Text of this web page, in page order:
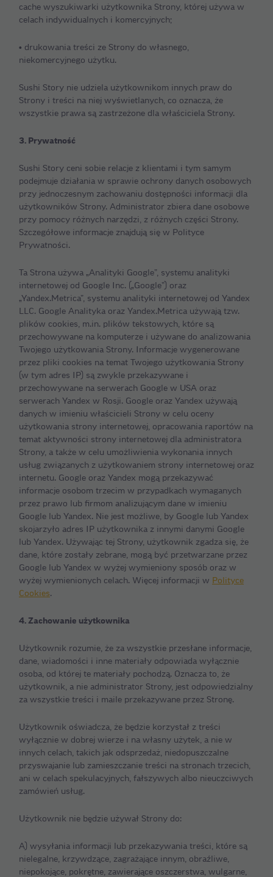
cache wyszukiwarki użytkownika Strony, której używa w
celach indywidualnych i komercyjnych;
• drukowania treści ze Strony do własnego,
niekomercyjnego użytku.
Sushi Story nie udziela użytkownikom innych praw do
Strony i treści na niej wyświetlanych, co oznacza, że
wszystkie prawa są zastrzeżone dla właściciela Strony.
3. Prywatność
Sushi Story ceni sobie relacje z klientami i tym samym
podejmuje działania w sprawie ochrony danych osobowych
przy jednoczesnym zachowaniu dostępności informacji dla
użytkowników Strony. Administrator zbiera dane osobowe
przy pomocy różnych narzędzi, z różnych części Strony.
Szczegółowe informacje znajdują się w Polityce
Prywatności.
Ta Strona używa „Analityki Google”, systemu analityki
internetowej od Google Inc. („Google”) oraz
„Yandex.Metrica”, systemu analityki internetowej od Yandex
LLC. Google Analityka oraz Yandex.Metrica używają tzw.
plików cookies, m.in. plików tekstowych, które są
przechowywane na komputerze i używane do analizowania
Twojego użytkowania Strony. Informacje wygenerowane
przez pliki cookies na temat Twojego użytkowania Strony
(w tym adres IP) są zwykle przekazywane i
przechowywane na serwerach Google w USA oraz
serwerach Yandex w Rosji. Google oraz Yandex używają
danych w imieniu właścicieli Strony w celu oceny
użytkowania strony internetowej, opracowania raportów na
temat aktywności strony internetowej dla administratora
Strony, a także w celu umożliwienia wykonania innych
usług związanych z użytkowaniem strony internetowej oraz
internetu. Google oraz Yandex mogą przekazywać
informacje osobom trzecim w przypadkach wymaganych
przez prawo lub firmom analizującym dane w imieniu
Google lub Yandex. Nie jest możliwe, by Google lub Yandex
skojarzyło adres IP użytkownika z innymi danymi Google
lub Yandex. Używając tej Strony, użytkownik zgadza się, że
dane, które zostały zebrane, mogą być przetwarzane przez
Google lub Yandex w wyżej wymieniony sposób oraz w
wyżej wymienionych celach. Więcej informacji w Polityce
Cookies.
4. Zachowanie użytkownika
Użytkownik rozumie, że za wszystkie przesłane informacje,
dane, wiadomości i inne materiały odpowiada wyłącznie
osoba, od której te materiały pochodzą. Oznacza to, że
użytkownik, a nie administrator Strony, jest odpowiedzialny
za wszystkie treści i maile przekazywane przez Stronę.
Użytkownik oświadcza, że będzie korzystał z treści
wyłącznie w dobrej wierze i na własny użytek, a nie w
innych celach, takich jak odsprzedaż, niedopuszczalne
przyswajanie lub zamieszczanie treści na stronach trzecich,
ani w celach spekulacyjnych, fałszywych albo nieuczciwych
zamówień usług.
Użytkownik nie będzie używał Strony do:
A) wysyłania informacji lub przekazywania treści, które są
nielegalne, krzywdzące, zagrażające innym, obraźliwe,
niepokojące, pokrętne, zawierające oszczerstwa, wulgarne,